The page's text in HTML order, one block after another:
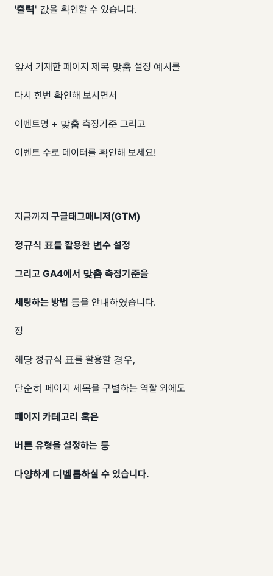
'출력' 값을 확인할 수 있습니다.
앞서 기재한 페이지 제목 맞춤 설정 예시를
다시 한번 확인해 보시면서
이벤트명 + 맞춤 측정기준 그리고
이벤트 수로 데이터를 확인해 보세요!
지금까지 구글태그매니저(GTM)
정규식 표를 활용한 변수 설정
그리고 GA4에서 맞춤 측정기준을
세팅하는 방법 등을 안내하였습니다.
정​
해당 정규식 표를 활용할 경우,
단순히 페이지 제목을 구별하는 역할 외에도
페이지 카테고리 혹은
버튼 유형을 설정하는 등
다양하게 디벨롭하실 수 있습니다.